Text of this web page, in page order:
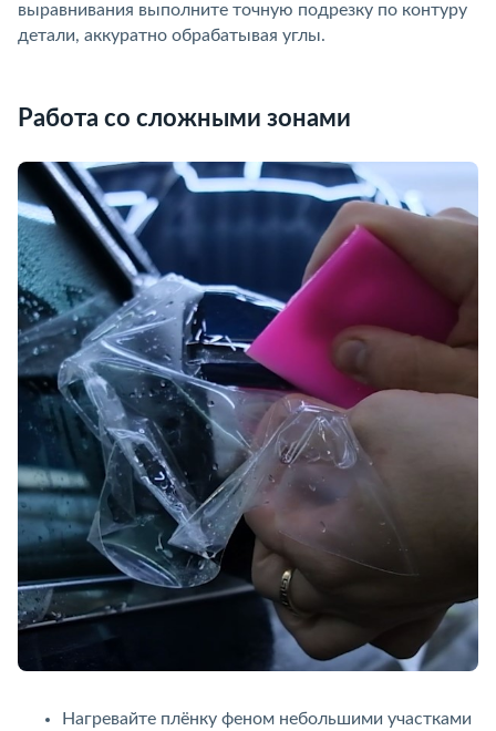
ыравнивания выполните точную подрезку по контуру
детали, аккуратно обрабатывая углы.
Работа со сложными зонами
Нагревайте плёнку феном небольшими участками